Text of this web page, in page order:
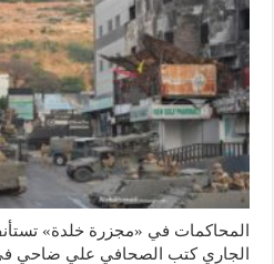
الجاري كتب الصحافي علي ضاحي